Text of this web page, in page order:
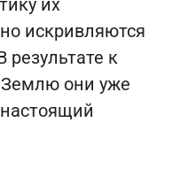
их
искривляются
к
они уже